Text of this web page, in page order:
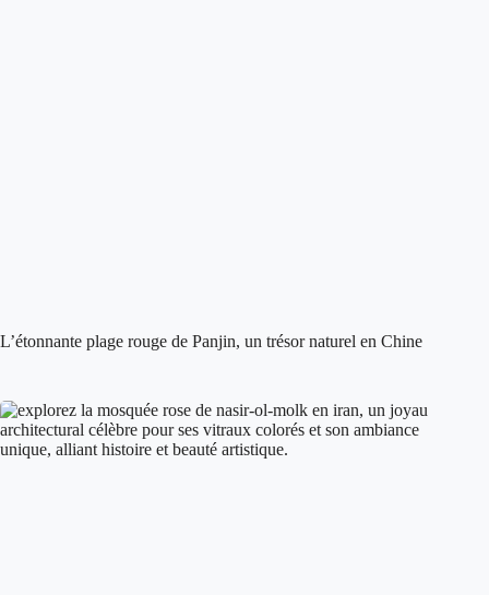
L’étonnante plage rouge de Panjin, un trésor naturel en Chine